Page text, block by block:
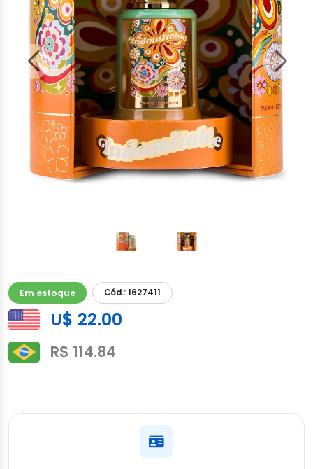
Em estoque Cód.: 1627411
U$ 22.00
R$ 114.84